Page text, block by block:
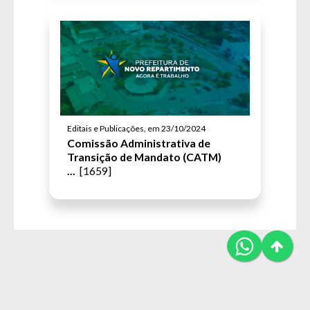
Editais e Publicações, em 23/10/2024
Comissão Administrativa de
Transição de Mandato (CATM)
[1659]